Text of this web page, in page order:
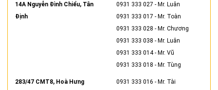
14A Nguyễn Đình Chiểu, Tân
Định
0931 333 027 - Mr. Luân
0931 333 017 - Mr. Toàn
0931 333 028 - Mr. Chương
0931 333 038 - Mr. Luân
0931 333 014- Mr. Vũ
0931 333 018 - Mr. Tùng
283/47 CMT8, Hoà Hưng 0931 333 016 - Mr. Tài